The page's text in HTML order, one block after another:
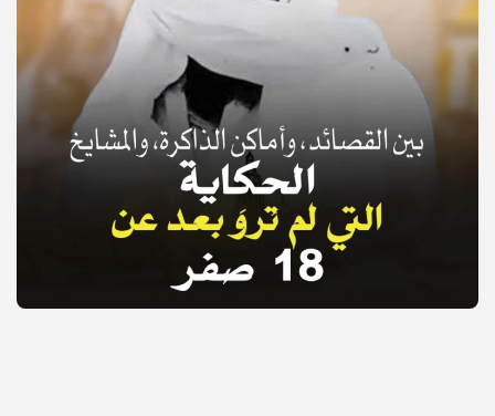
© Copyright 2025, APS